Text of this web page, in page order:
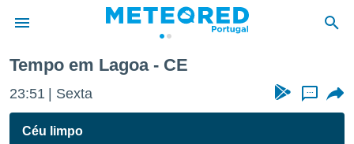
da
foi
Tempo em Lagoa - CE
23:51 Sexta ...
Céu limpo